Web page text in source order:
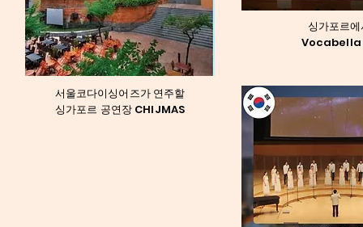
싱가포르
​Vocabella
서울코다이싱어즈가 연주할
싱가포르 공연장 CHIJMAS